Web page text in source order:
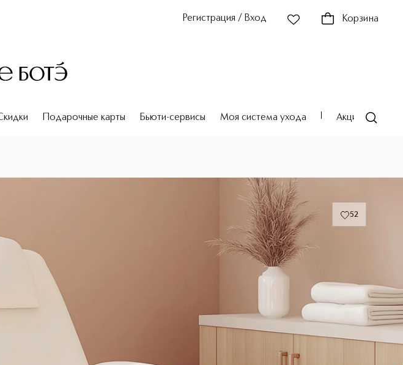
Регистрация / Вход Корзина
Подарочные карты Бьюти-сервисы Моя система ухода Акции
52